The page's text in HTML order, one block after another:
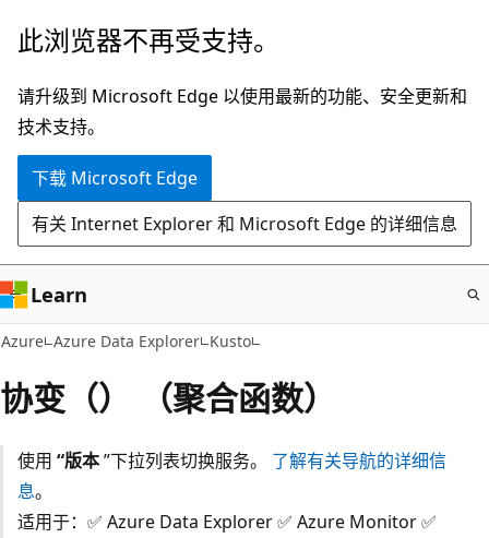
跳
主
要
内
此浏览器不再受支持。
请升级到 Microsoft Edge 以使用最新的功能、安全更新和
技术支持。
下载 Microsoft Edge
有关 Internet Explorer 和 Microsoft Edge 的详细信息
Learn
Azure Azure Data Explorer Kusto
协变（） （聚合函数）
使用 “版本”下拉列表切换服务。 了解有关导航的详细信
息。
适用于：✅ Azure Data Explorer ✅ Azure Monitor ✅